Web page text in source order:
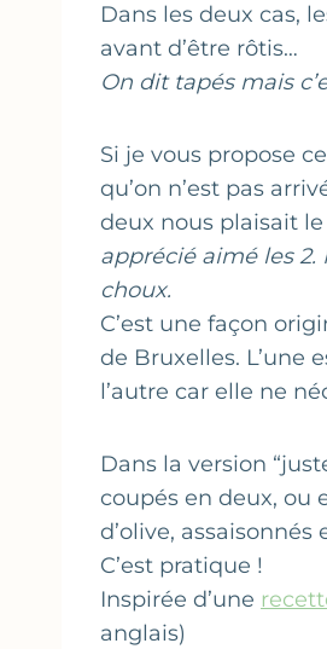
Dans les deux cas,
avant d’être rôtis…
On dit tapés mais
Si je vous propose
qu’on n’est pas
deux nous plaisait
apprécié aimé les 2.
choux.
C’est une façon
de Bruxelles. L’une
l’autre car elle ne
Dans la version
coupés en deux, ou
d’olive,
C’est pratique !
Inspirée d’une
anglais)